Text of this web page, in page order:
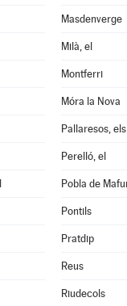
Masdenverge
Milà, el
Montferri
Móra la Nova
Pallaresos, els
Perelló, el
Pobla de
Pontils
Pratdip
Reus
Riudecols